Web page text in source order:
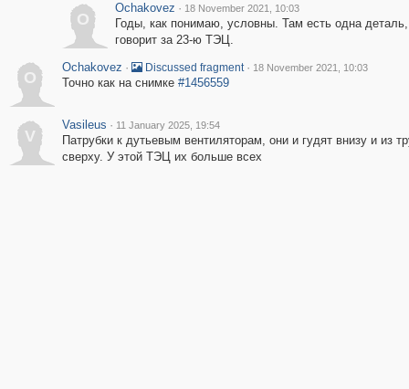
O
Ochakovez · 18 November 2021, 10:03
Годы, как понимаю, условны. Там есть одна деталь,
говорит за 23-ю ТЭЦ.
O
Ochakovez · Discussed fragment · 18 November 2021, 10:03
Точно как на снимке #1456559
V
Vasileus · 11 January 2025, 19:54
Патрубки к дутьевым вентиляторам, они и гудят внизу и из
сверху. У этой ТЭЦ их больше всех